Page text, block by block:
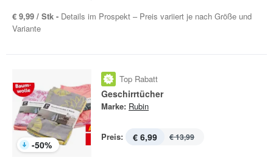
€ 9,99 / Stk - Details im Prospekt – Preis variiert je nach Größe und
Variante
-50%
Top Rabatt
Geschirrtücher
Marke: Rubin
Preis: € 6,99 € 13,99